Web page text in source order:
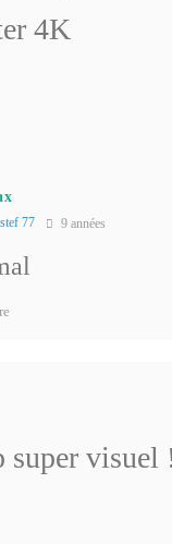
4K
stef 77 9 années
super visuel